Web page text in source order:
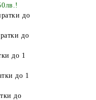
до
до
до 1
до 1
до